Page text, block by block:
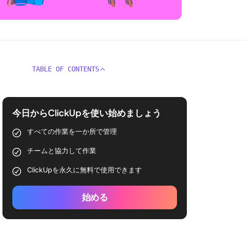
TABLE OF CONTENTS
今日からClickUpを使い始めましょう
すべての作業を一か所で管理
チームと協力して作業
ClickUpを永久に無料で使用できます
始める